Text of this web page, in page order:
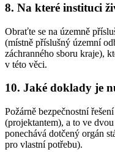
8. Na které instituci
Obraťte se na územně
(místně příslušný územní
záchranného sboru kraje),
v této věci.
10. Jaké doklady je
Požárně bezpečnostní
(projektantem), a to ve
ponechává dotčený orgán
pro vlastní potřebu).